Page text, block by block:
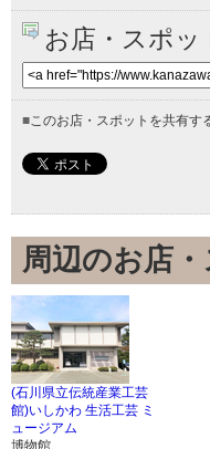
お店・スポッ
■このお店・スポットを共有す
周辺のお店
(石川県立伝統産業工芸
館)いしかわ 生活工芸 ミ
ュージアム
博物館